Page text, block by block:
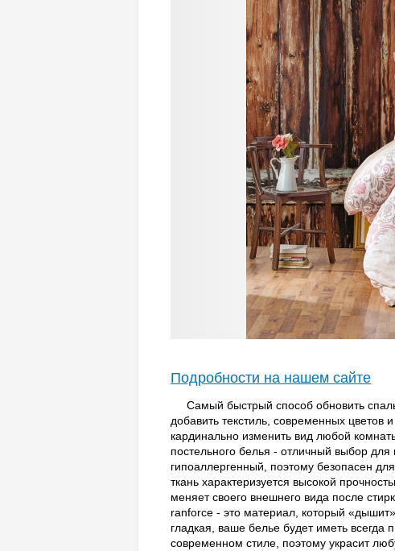
Подробности на нашем сайте
Самый быстрый способ обновить
добавить текстиль, современных
кардинально изменить вид любой
постельного белья - отличный выбор
гипоаллергенный, поэтому безопасен
ткань характеризуется высокой
меняет своего внешнего вида после
ranforce - это материал, который
гладкая, ваше белье будет иметь
современном стиле, поэтому украсит